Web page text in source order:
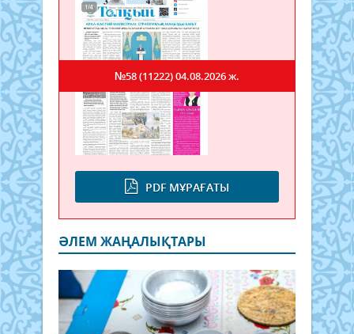
PDF МҰРАҒАТЫ
№58 (11222)04.08.2026 ж.
ӘЛЕМ ЖАҢАЛЫҚТАРЫ